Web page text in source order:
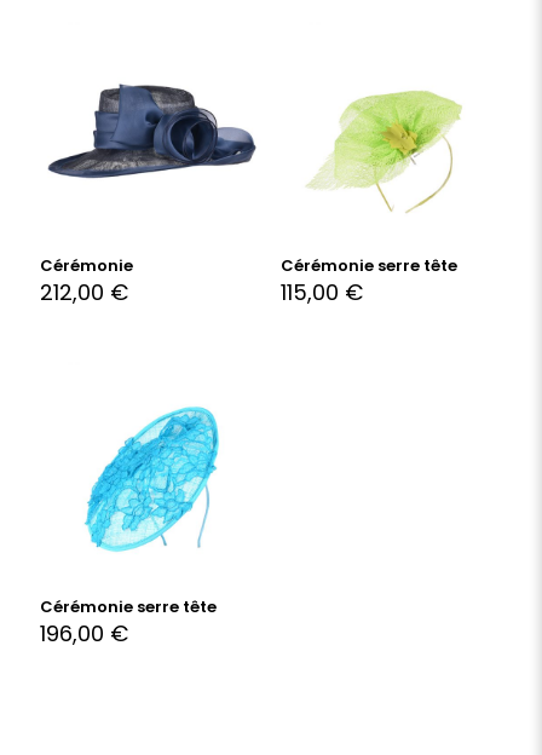
Cérémonie
212,00 €
Cérémonie serre tête
115,00 €
Cérémonie serre tête
196,00 €